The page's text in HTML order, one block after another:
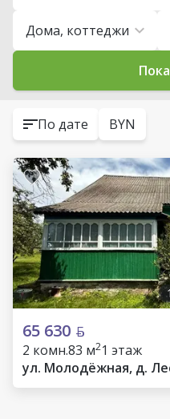
Дома, коттеджи
По дате BYN
65 630
2 комн.83 м21 этаж
ул. Молодёжная, д.